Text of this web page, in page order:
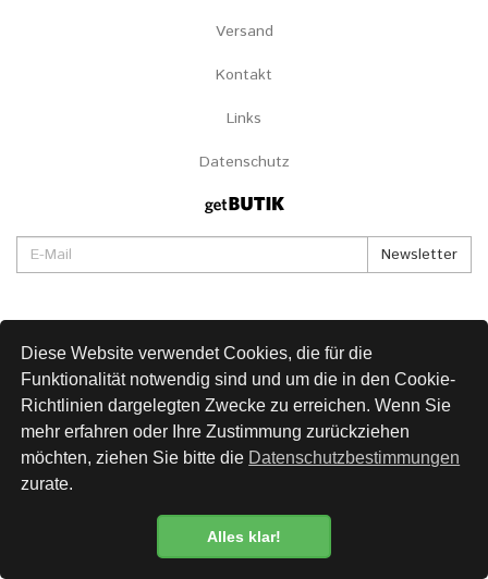
Datenschutzbestimmung
Diese Website verwendet Cookies, die für die
Funktionalität notwendig sind und um die in den Cookie-
Richtlinien dargelegten Zwecke zu erreichen. Wenn Sie
mehr erfahren oder Ihre Zustimmung zurückziehen
möchten, ziehen Sie bitte die Datenschutzbestimmungen
zurate.
Alles klar!
Versand
Kontakt
Links
Datenschutz
Newsletter